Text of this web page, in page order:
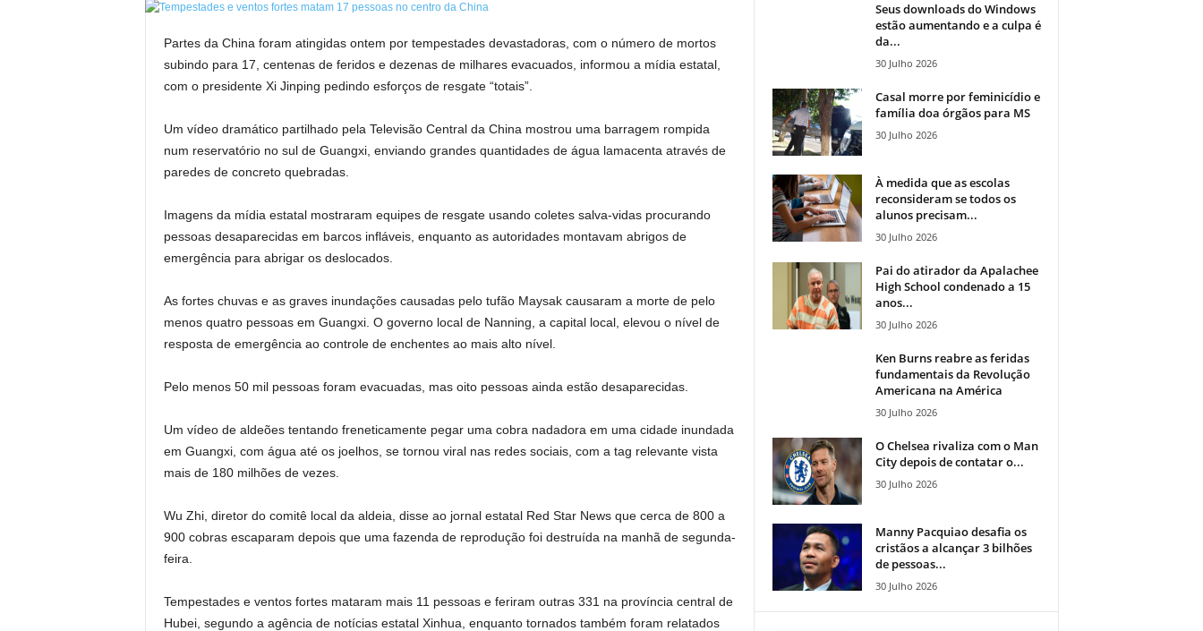
Partes da China foram atingidas ontem por tempestades devastadoras, com o número de mortos
subindo para 17, centenas de feridos e dezenas de milhares evacuados, informou a mídia estatal,
com o presidente Xi Jinping pedindo esforços de resgate “totais”.
Um vídeo dramático partilhado pela Televisão Central da China mostrou uma barragem rompida
num reservatório no sul de Guangxi, enviando grandes quantidades de água lamacenta através de
paredes de concreto quebradas.
Imagens da mídia estatal mostraram equipes de resgate usando coletes salva-vidas procurando
pessoas desaparecidas em barcos infláveis, enquanto as autoridades montavam abrigos de
emergência para abrigar os deslocados.
As fortes chuvas e as graves inundações causadas pelo tufão Maysak causaram a morte de pelo
menos quatro pessoas em Guangxi. O governo local de Nanning, a capital local, elevou o nível de
resposta de emergência ao controle de enchentes ao mais alto nível.
Pelo menos 50 mil pessoas foram evacuadas, mas oito pessoas ainda estão desaparecidas.
Um vídeo de aldeões tentando freneticamente pegar uma cobra nadadora em uma cidade inundada
em Guangxi, com água até os joelhos, se tornou viral nas redes sociais, com a tag relevante vista
mais de 180 milhões de vezes.
Wu Zhi, diretor do comitê local da aldeia, disse ao jornal estatal Red Star News que cerca de 800 a
900 cobras escaparam depois que uma fazenda de reprodução foi destruída na manhã de segunda-
feira.
Tempestades e ventos fortes mataram mais 11 pessoas e feriram outras 331 na província central de
Hubei, segundo a agência de notícias estatal Xinhua, enquanto tornados também foram relatados
Seus downloads do Windows
estão aumentando e a culpa é
da...
30 Julho 2026
Casal morre por feminicídio e
família doa órgãos para MS
30 Julho 2026
À medida que as escolas
reconsideram se todos os
alunos precisam...
30 Julho 2026
Pai do atirador da Apalachee
High School condenado a 15
anos...
30 Julho 2026
Ken Burns reabre as feridas
fundamentais da Revolução
Americana na América
30 Julho 2026
O Chelsea rivaliza com o Man
City depois de contatar o...
30 Julho 2026
Manny Pacquiao desafia os
cristãos a alcançar 3 bilhões
de pessoas...
30 Julho 2026